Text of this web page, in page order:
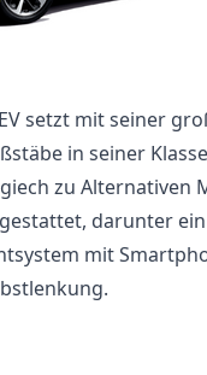
setzt mit seiner
in seiner
zu Alternativen
darunter
mit